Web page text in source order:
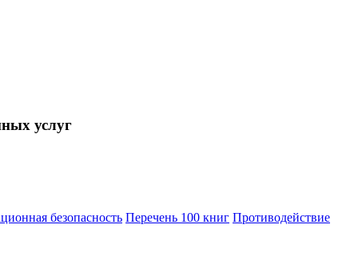
услуг
безопасность Перечень 100 книг Противодействие